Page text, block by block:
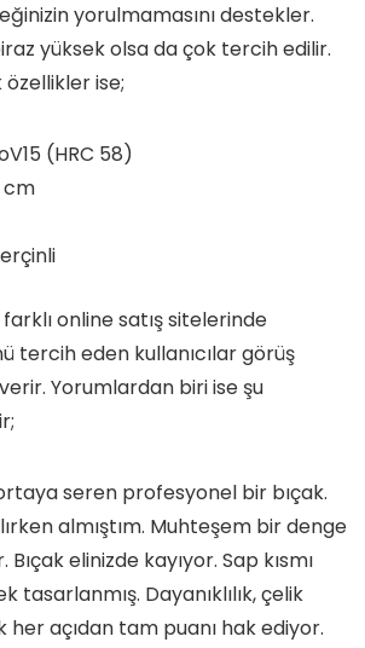
yorulmamasını destekler.
yüksek olsa da çok tercih edilir.
ise;
(HRC 58)
cm
online satış sitelerinde
tercih eden kullanıcılar görüş
Yorumlardan biri ise şu
seren profesyonel bir bıçak.
almıştım. Muhteşem bir denge
elinizde kayıyor. Sap kısmı
tasarlanmış. Dayanıklılık, çelik
her açıdan tam puanı hak ediyor.